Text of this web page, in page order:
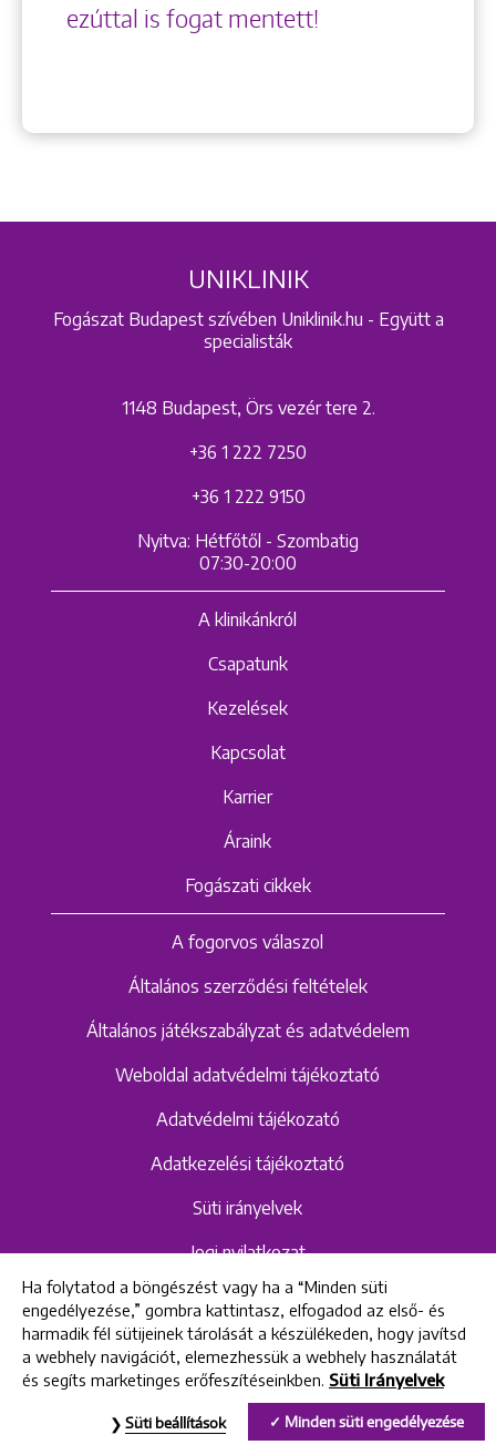
ezúttal is fogat mentett!
UNIKLINIK
Fogászat Budapest szívében Uniklinik.hu - Együtt a
specialisták
1148 Budapest, Örs vezér tere 2.
+36 1 222 7250
+36 1 222 9150
Nyitva: Hétfőtől - Szombatig
07:30-20:00
A klinikánkról
Csapatunk
Kezelések
Kapcsolat
Karrier
Áraink
Fogászati cikkek
A fogorvos válaszol
Általános szerződési feltételek
Általános játékszabályzat és adatvédelem
Weboldal adatvédelmi tájékoztató
Adatvédelmi tájékozató
Adatkezelési tájékoztató
Süti irányelvek
Jogi nyilatkozat
Hangrögzítéshez kapcsolódó adatvédelmi
szabályzat és tájékoztató
Uniklinik Fogászati és Implantációs Központ
Ha folytatod a böngészést vagy ha a “Minden süti
engedélyezése,” gombra kattintasz, elfogadod az első- és
harmadik fél sütijeinek tárolását a készülékeden, hogy javítsd
a webhely navigációt, elemezhessük a webhely használatát
és segíts marketinges erőfeszítéseinkben. Süti Irányelvek
Minden süti engedélyezése
Süti beállítások